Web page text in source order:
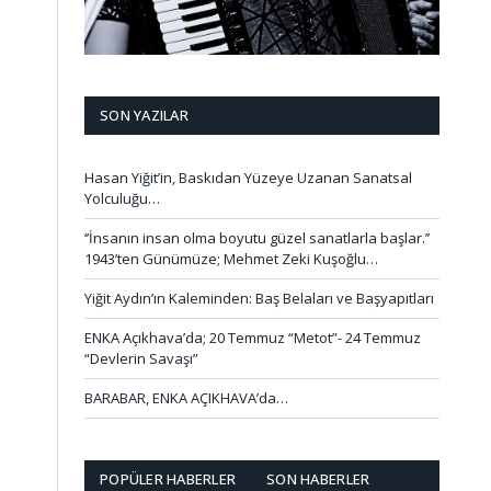
SON YAZILAR
Hasan Yiğit’in, Baskıdan Yüzeye Uzanan Sanatsal
Yolculuğu…
‘’İnsanın insan olma boyutu güzel sanatlarla başlar.’’
1943’ten Günümüze; Mehmet Zeki Kuşoğlu…
Yiğit Aydın’ın Kaleminden: Baş Belaları ve Başyapıtları
ENKA Açıkhava’da; 20 Temmuz “Metot”- 24 Temmuz
“Devlerin Savaşı”
BARABAR, ENKA AÇIKHAVA’da…
POPÜLER HABERLER SON HABERLER